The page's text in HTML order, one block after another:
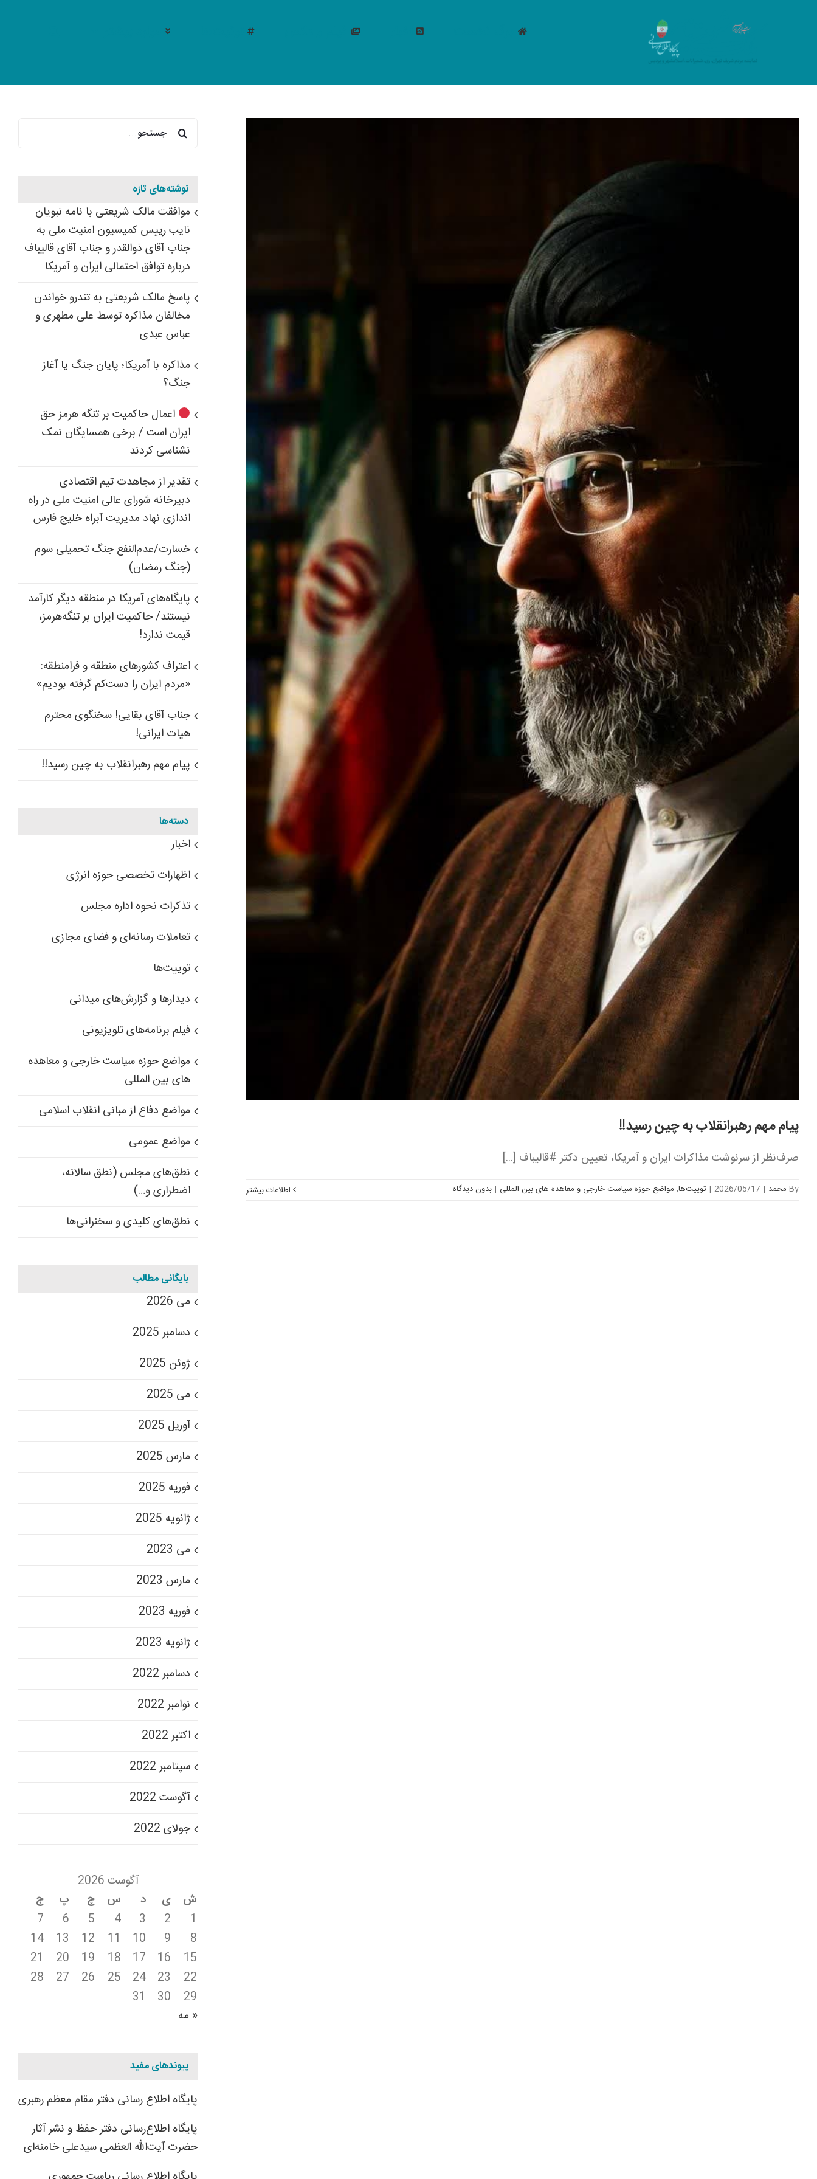
پیام مهم رهبرانقلاب به چین رسید!!
صرف‌نظر از سرنوشت مذاکرات ایران و آمریکا، تعیین دکتر ‌#قالیباف [...]
By محمد |
2026/05/17
| توییت‌ها, مواضع حوزه سیاست خارجی و معاهده های بین المللی | بدون ديدگاه اطلاعات بیشتر
جستجو
برای:
نوشته‌های تازه
موافقت مالک شریعتی با نامه نبویان
نایب رییس کمیسیون امنیت ملی به
جناب آقای ذوالقدر و جناب آقای قالیباف
درباره توافق احتمالی ایران و آمریکا
پاسخ مالک شریعتی به تندرو خواندن
مخالفان مذاکره توسط علی مطهری و
عباس عبدی
مذاکره با آمریکا؛ پایان جنگ یا آغاز
جنگ؟
اعمال حاکمیت بر تنگه هرمز حق
ایران است / برخی همسایگان نمک
نشناسی کردند
تقدیر از مجاهدت تیم اقتصادی
دبیرخانه شورای عالی امنیت ملی در راه
اندازی نهاد مدیریت آبراه خلیج فارس
خسارت/عدم‌النفع جنگ تحمیلی سوم
(جنگ رمضان)
پایگاه‌های آمریکا در منطقه دیگر کارآمد
نیستند/ حاکمیت ایران بر تنگه‌هرمز،
قیمت ندارد!
اعتراف کشورهای منطقه و فرامنطقه:
«مردم ایران را دست‌کم گرفته بودیم»
جناب آقای بقایی! سخنگوی محترم
هیات ایرانی!
پیام مهم رهبرانقلاب به چین رسید!!
دسته‌ها
اخبار
اظهارات تخصصی حوزه انرژی
تذکرات نحوه اداره مجلس
تعاملات رسانه‌ای و فضای مجازی
توییت‌ها
دیدارها و گزارش‌های میدانی
فیلم برنامه‌های تلویزیونی
مواضع حوزه سیاست خارجی و معاهده
های بین المللی
مواضع دفاع از مبانی انقلاب اسلامی
مواضع عمومی
نطق‌های مجلس (نطق سالانه،
اضطراری و…)
نطق‌های کلیدی و سخنرانی‌ها
بایگانی مطالب
می 2026
دسامبر 2025
ژوئن 2025
می 2025
آوریل 2025
مارس 2025
فوریه 2025
ژانویه 2025
می 2023
مارس 2023
فوریه 2023
ژانویه 2023
دسامبر 2022
نوامبر 2022
اکتبر 2022
سپتامبر 2022
آگوست 2022
جولای 2022
آگوست 2026
ش
ی د س چ پ
ج
1
2
3
4
5
6
7
8
9
10
11
12
13
14
15
16
17
18
19
20
21
22
23
24
25
26
27
28
29
30
31
« مه
پیوندهای مفید
پایگاه اطلاع رسانی دفتر مقام معظم رهبری
پایگاه اطلاع‌رسانی دفتر حفظ و نشر آثار
حضرت آیت‌الله العظمی سیدعلی خامنه‌ای